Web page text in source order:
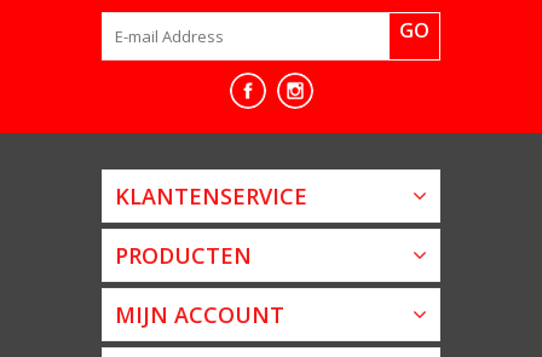
GO
KLANTENSERVICE
PRODUCTEN
MIJN ACCOUNT